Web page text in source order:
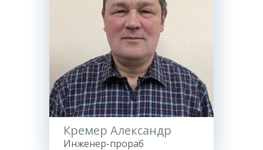
Кремер Александр
Инженер-прораб